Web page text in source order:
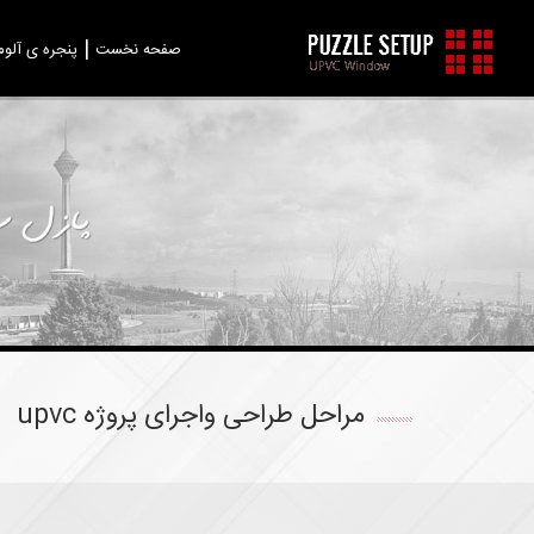
صفحه نخست پنجره ی
مراحل طراحی واجرای پروژه upvc